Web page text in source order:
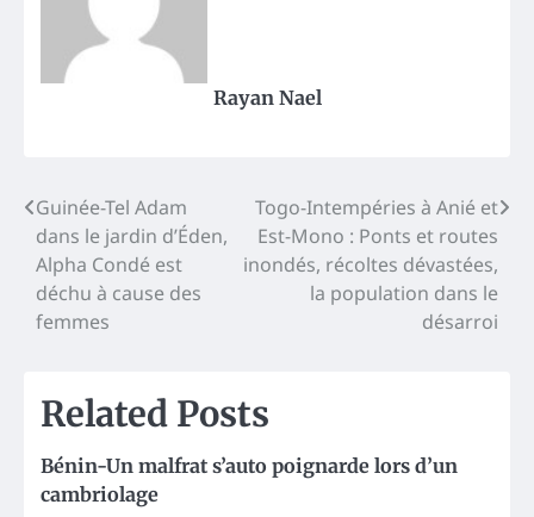
Rayan Nael
Post
navigation
Guinée-Tel Adam
dans le jardin d’Éden,
Alpha Condé est
déchu à cause des
femmes
Togo-Intempéries à Anié et
Est-Mono : Ponts et routes
inondés, récoltes dévastées,
la population dans le
désarroi
Related Posts
Bénin-Un malfrat s’auto poignarde lors d’un
cambriolage